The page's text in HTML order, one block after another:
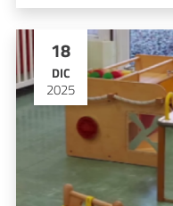
18
DIC
2025